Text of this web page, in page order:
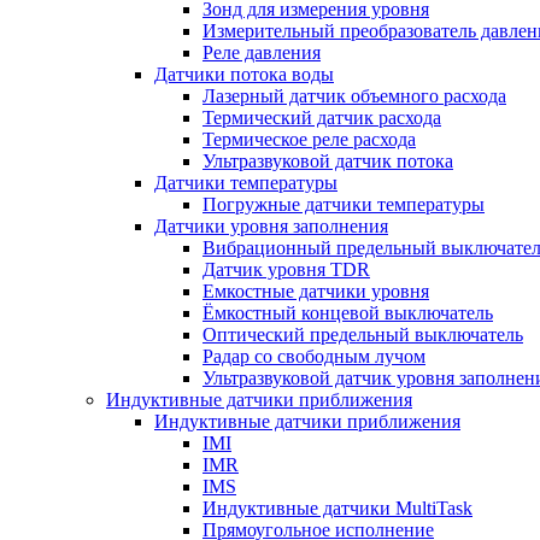
Зонд для измерения уровня
Измерительный преобразователь
Реле давления
Датчики потока воды
Лазерный датчик объемного расхода
Термический датчик расхода
Термическое реле расхода
Ультразвуковой датчик потока
Датчики температуры
Погружные датчики температуры
Датчики уровня заполнения
Вибрационный предельный
Датчик уровня TDR
Емкостные датчики уровня
Ёмкостный концевой выключатель
Оптический предельный выключатель
Радар со свободным лучом
Ультразвуковой датчик уровня
Индуктивные датчики приближения
Индуктивные датчики приближения
IMI
IMR
IMS
Индуктивные датчики MultiTask
Прямоугольное исполнение